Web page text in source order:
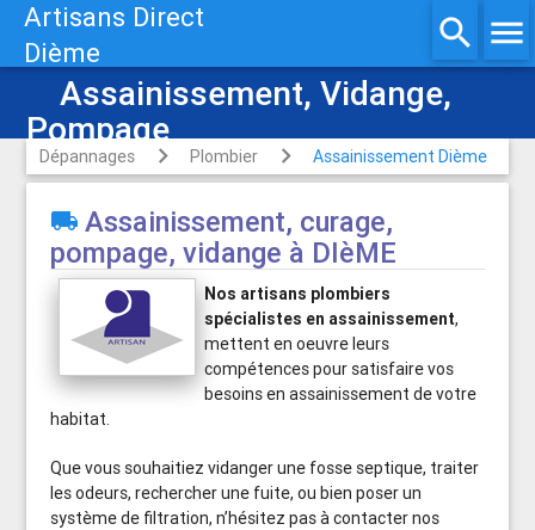
Artisans Direct
Dième
search menu
Assainissement, Vidange,
Pompage
Dépannages Plombier Assainissement Dième
 Assainissement, curage,
pompage, vidange à DIèME
Nos artisans plombiers
spécialistes en assainissement,
mettent en oeuvre leurs
compétences pour satisfaire vos
besoins en assainissement de votre
habitat.
Que vous souhaitiez vidanger une fosse septique, traiter
les odeurs, rechercher une fuite, ou bien poser un
système de filtration, n’hésitez pas à contacter nos